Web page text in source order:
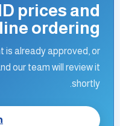
prices and
ordering.
is already approved, or
our team will review it
shortly.